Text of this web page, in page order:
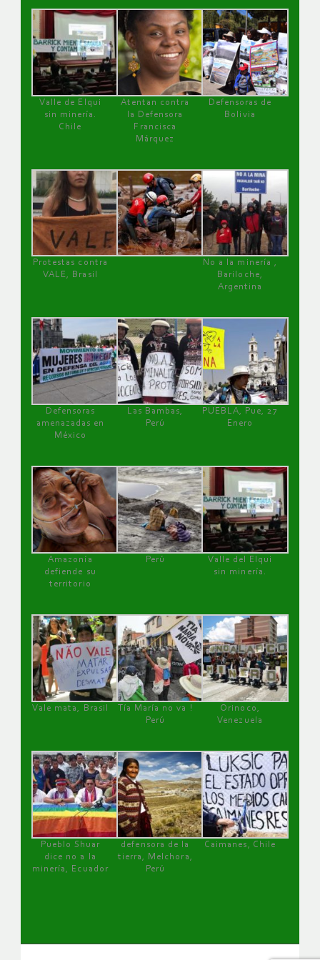
Valle de Elqui
sin minería.
Chile
Atentan contra
la Defensora
Francisca
Márquez
Defensoras de
Bolivia
Protestas contra
VALE, Brasil
No a la minería ,
Bariloche,
Argentina
Defensoras
amenazadas en
México
Las Bambas,
Perú
PUEBLA, Pue, 27
Enero
Amazonía
defiende su
territorio
Perú
Valle del Elqui
sin minería.
Vale mata, Brasil
Tía María no va !
Perú
Orinoco,
Venezuela
Pueblo Shuar
dice no a la
minería, Ecuador
defensora de la
tierra, Melchora,
Perú
Caimanes, Chile